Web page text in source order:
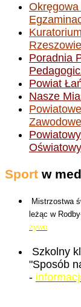
Rzeszowie
Poradnia
Powiat
Nasze
Sport w
Mistrzostwa
leżąc w
żywo
Szkolny
"Sposób
-